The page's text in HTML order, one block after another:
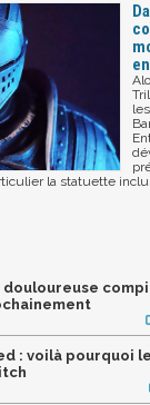
la statuette
douloureuse
: voilà pourquoi